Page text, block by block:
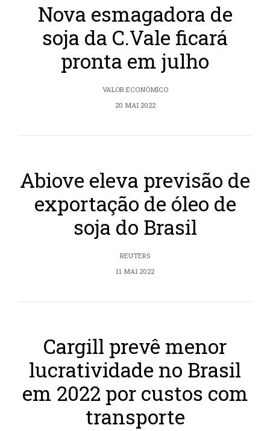
Nova esmagadora de
soja da C.Vale ficará
pronta em julho
VALOR ECONÔMICO
20 MAI 2022
Abiove eleva previsão de
exportação de óleo de
soja do Brasil
REUTERS
11 MAI 2022
Cargill prevê menor
lucratividade no Brasil
em 2022 por custos com
transporte